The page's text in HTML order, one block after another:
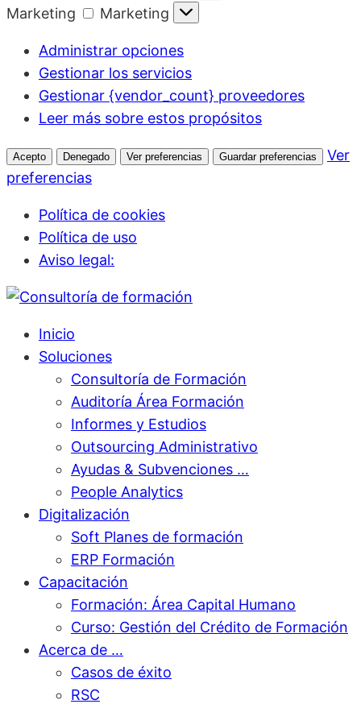
Marketing
Marketing
Administrar opciones
Gestionar los servicios
Gestionar {vendor_count} proveedores
Leer más sobre estos propósitos
Acepto Denegado Ver preferencias Guardar preferencias
Ver
preferencias
Política de cookies
Política de uso
Aviso legal:
Inicio
Soluciones
Consultoría de Formación
Auditoría Área Formación
Informes y Estudios
Outsourcing Administrativo
Ayudas & Subvenciones …
People Analytics
Digitalización
Soft Planes de formación
ERP Formación
Capacitación
Formación: Área Capital Humano
Curso: Gestión del Crédito de Formación
Acerca de …
Casos de éxito
RSC